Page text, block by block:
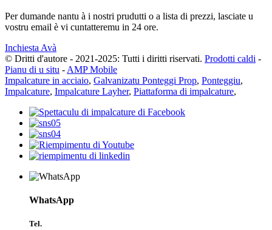
Per dumande nantu à i nostri prudutti o a lista di prezzi, lasciate u
vostru email è vi cuntatteremu in 24 ore.
Inchiesta Avà
© Dritti d'autore - 2021-2025: Tutti i diritti riservati. Prodotti caldi -
Pianu di u situ - AMP Mobile
Impalcature in acciaio, Galvanizatu Ponteggi Prop, Ponteggiu,
Impalcature, Impalcature Layher, Piattaforma di impalcature,
WhatsApp
Tel.